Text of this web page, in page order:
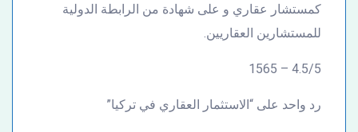
كمستشار عقاري و على شهادة من الرابطة الدولية
للمستشارين العقاريين.
4.5/5 – 1565
رد واحد على “الاستثمار العقاري في تركيا”